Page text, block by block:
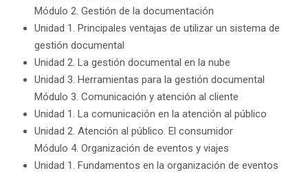
Módulo 2. Gestión de la documentación
Unidad 1. Principales ventajas de utilizar un sistema de
gestión documental
Unidad 2. La gestión documental en la nube
Unidad 3. Herramientas para la gestión documental
Módulo 3. Comunicación y atención al cliente
Unidad 1. La comunicación en la atención al público
Unidad 2. Atención al público. El consumidor
Módulo 4. Organización de eventos y viajes
Unidad 1. Fundamentos en la organización de eventos